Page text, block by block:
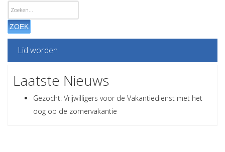
ZOEK
Lid worden
Laatste Nieuws
Gezocht: Vrijwilligers voor de Vakantiedienst met het
oog op de zomervakantie
telefoon 070 - 345 79 85
(tussen 14.00 en 17.00 uur op werkdagen)
Informatiecentrum/Winkel
Copernicusplein 11
2561 VN Den Haag
070-3627857